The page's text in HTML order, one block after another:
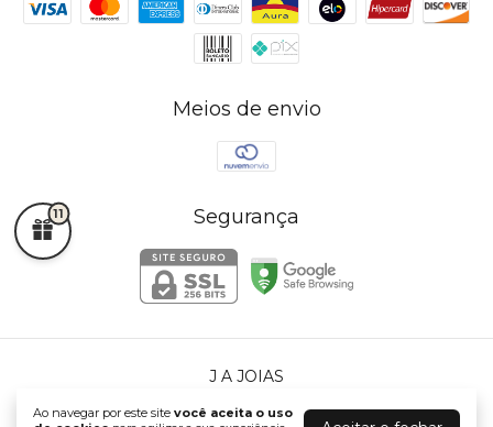
Ao navegar por este site você aceita o uso
Meios de envio
Segurança
J A JOIAS
11